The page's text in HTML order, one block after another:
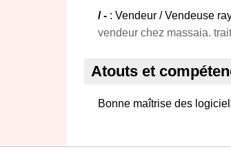
/ - : Vendeur / Vendeuse
vendeur chez massaia.
Atouts et
Bonne maîtrise des